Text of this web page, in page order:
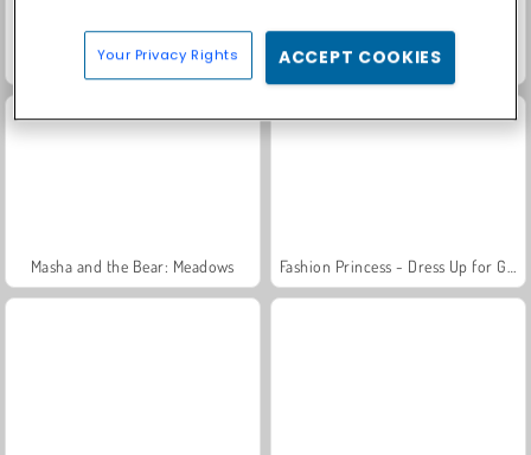
Solitaire Social Trollface Quest: USA 2
Masha and the Bear: Meadows
Your Privacy Rights ACCEPT COOKIES